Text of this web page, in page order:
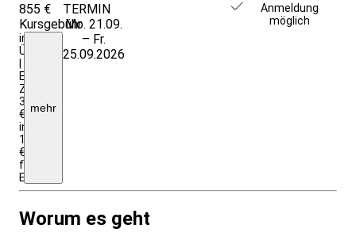
855 €
Kursgebühr
inkl.
Ü/VP
EZ-
Zuschlag:
32,–
€
insgesamt;
1055
€
für
Einrichtungen/Firmen
mehr
TERMIN
Mo. 21.09.
– Fr.
25.09.2026
Anmeldung
möglich
Worum es geht